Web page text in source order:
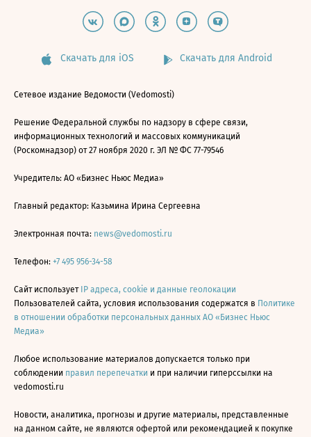
Скачать для iOS Скачать для Android
Сетевое издание Ведомости (Vedomosti)
Решение Федеральной службы по надзору в сфере связи,
информационных технологий и массовых коммуникаций
(Роскомнадзор) от 27 ноября 2020 г. ЭЛ № ФС 77-79546
Учредитель: АО «Бизнес Ньюс Медиа»
Главный редактор: Казьмина Ирина Сергеевна
Электронная почта: news@vedomosti.ru
Телефон: +7 495 956-34-58
Сайт использует IP адреса, cookie и данные геолокации
Пользователей сайта, условия использования содержатся в Политике
в отношении обработки персональных данных АО «Бизнес Ньюс
Медиа»
Любое использование материалов допускается только при
соблюдении правил перепечатки и при наличии гиперссылки на
vedomosti.ru
Новости, аналитика, прогнозы и другие материалы, представленные
на данном сайте, не являются офертой или рекомендацией к покупке